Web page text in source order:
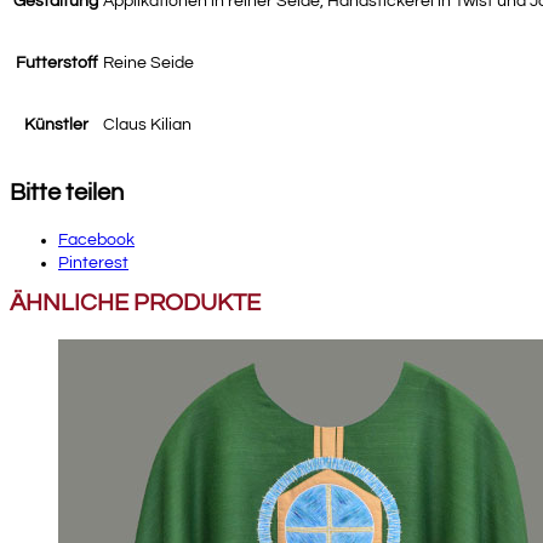
Futterstoff Reine Seide
Künstler Claus Kilian
Bitte teilen
Facebook
Pinterest
ÄHNLICHE PRODUKTE